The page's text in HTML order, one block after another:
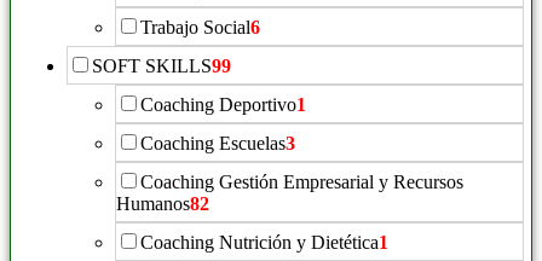
Trabajo Social6
SOFT SKILLS99
Coaching Deportivo1
Coaching Escuelas3
Coaching Gestión Empresarial y Recursos
Humanos82
Coaching Nutrición y Dietética1